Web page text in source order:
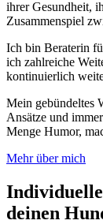
ihrer Gesundheit,
Zusammenspiel
Ich bin Beraterin
ich zahlreiche
kontinuierlich
Mein gebündeltes
Ansätze und
Menge Humor,
Mehr über mich
deinen